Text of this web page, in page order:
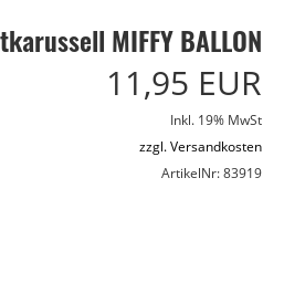
MIFFY BALLON
11,95 EUR
Inkl. 19% MwSt
zzgl. Versandkosten
ArtikelNr: 83919